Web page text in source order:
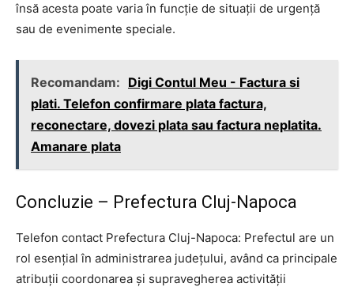
însă acesta poate varia în funcție de situații de urgență
sau de evenimente speciale.
Recomandam: Digi Contul Meu - Factura si
plati. Telefon confirmare plata factura,
reconectare, dovezi plata sau factura neplatita.
Amanare plata
Concluzie – Prefectura Cluj-Napoca
Telefon contact Prefectura Cluj-Napoca: Prefectul are un
rol esențial în administrarea județului, având ca principale
atribuții coordonarea și supravegherea activității